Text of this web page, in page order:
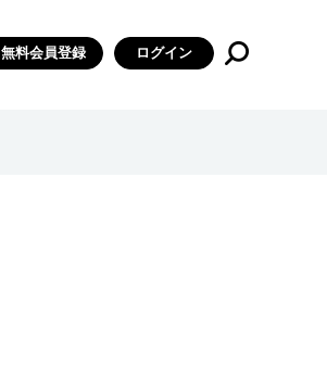
無料会員登録 ログイン